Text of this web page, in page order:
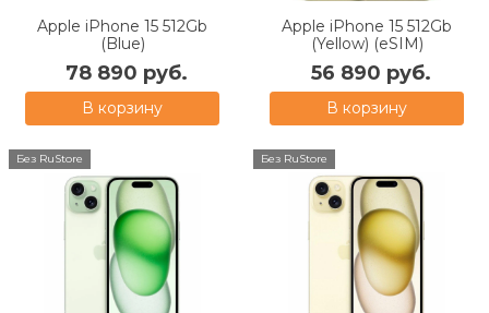
Apple iPhone 15 512Gb
(Blue)
78 890 руб.
В корзину
Apple iPhone 15 512Gb
(Yellow) (eSIM)
56 890 руб.
В корзину
Без RuStore Без RuStore